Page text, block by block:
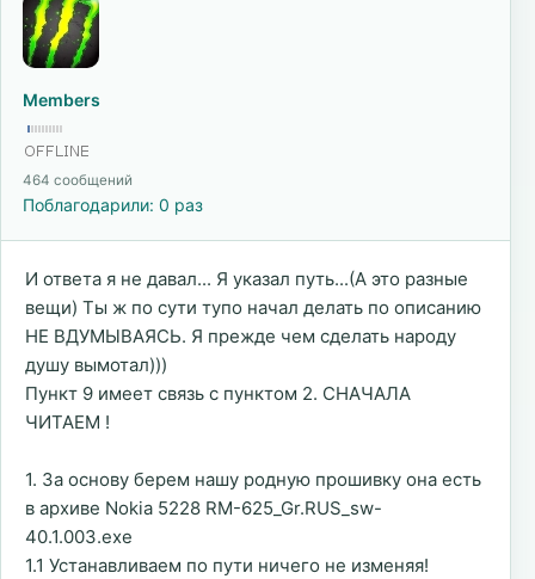
Members
464 сообщений
Поблагодарили: 0 раз
И ответа я не давал... Я указал путь...(А это разные
вещи) Ты ж по сути тупо начал делать по описанию
НЕ ВДУМЫВАЯСЬ. Я прежде чем сделать народу
душу вымотал)))
Пункт 9 имеет связь с пунктом 2. СНАЧАЛА
ЧИТАЕМ !
1. За основу берем нашу родную прошивку она есть
в архиве Nokia 5228 RM-625_Gr.RUS_sw-
40.1.003.exe
1.1 Устанавливаем по пути ничего не изменяя!